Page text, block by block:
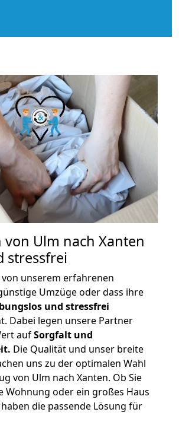
von Ulm nach Xanten
stressfrei
unserem erfahrenen
Umzüge oder dass ihre
und stressfrei
Dabei legen unsere Partner
aufSorgfalt und
Die Qualität und unser breite
uns zu der optimalen Wahl
von Ulm nach Xanten. Ob Sie
Wohnung oder ein großes Haus
die passende Lösung für